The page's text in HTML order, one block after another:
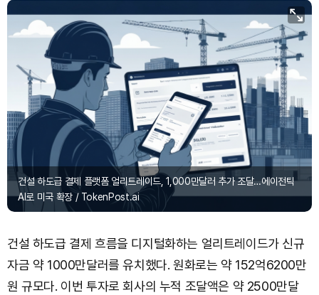
(+0.17%)
건설 하도급 결제 플랫폼 얼리트레이드, 1,000만달러 추가 조달…에이전틱
AI로 미국 확장 / TokenPost.ai
건설 하도급 결제 흐름을 디지털화하는 얼리트레이드가 신규
자금 약 1000만달러를 유치했다. 원화로는 약 152억6200만
원 규모다. 이번 투자로 회사의 누적 조달액은 약 2500만달